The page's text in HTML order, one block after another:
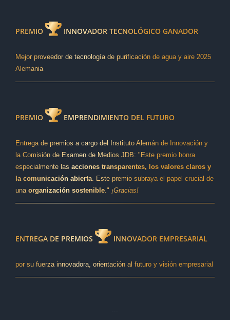
PREMIO INNOVADOR TECNOLÓGICO GANADOR
Mejor proveedor de tecnología de purificación de agua y aire 2025
Alemania
PREMIO EMPRENDIMIENTO DEL FUTURO
Entrega de premios a cargo del Instituto Alemán de Innovación y
la Comisión de Examen de Medios JDB: "Este premio honra
especialmente las acciones transparentes, los valores claros y
la comunicación abierta . Este premio subraya el papel crucial de
una organización sostenible ." ¡Gracias!
ENTREGA DE PREMIOS INNOVADOR EMPRESARIAL
por su fuerza innovadora, orientación al futuro y visión empresarial
...